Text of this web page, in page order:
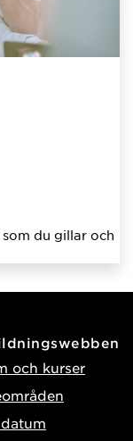
du gillar och
och kurser